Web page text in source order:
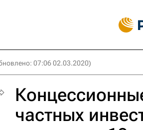
07:06 02.03.2020)
частных